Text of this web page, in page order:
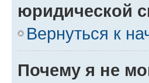
юридической
Вернуться к
Почему я не